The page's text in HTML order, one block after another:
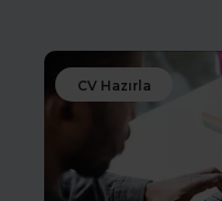
CV Hazırla